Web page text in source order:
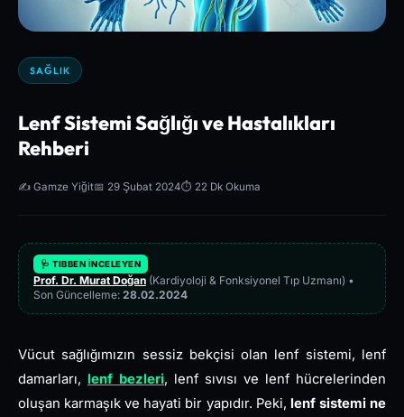
SAĞLIK
Lenf Sistemi Sağlığı ve Hastalıkları
Rehberi
✍️ Gamze Yiğit📅 29 Şubat 2024⏱️ 22 Dk Okuma
🩺 TIBBEN İNCELEYEN
Prof. Dr. Murat Doğan (Kardiyoloji & Fonksiyonel Tıp Uzmanı) •
Son Güncelleme: 28.02.2024
Vücut sağlığımızın sessiz bekçisi olan lenf sistemi, lenf
damarları, lenf bezleri, lenf sıvısı ve lenf hücrelerinden
oluşan karmaşık ve hayati bir yapıdır. Peki, lenf sistemi ne